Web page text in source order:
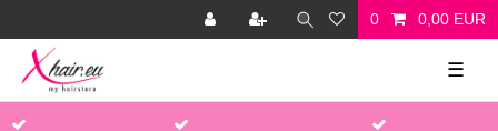
0 0,00 EUR
☰